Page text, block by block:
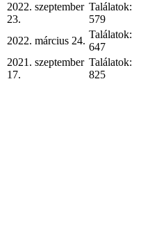
2022. szeptember
23.
Találatok:
579
2022. március 24.
Találatok:
647
2021. szeptember
17.
Találatok:
825